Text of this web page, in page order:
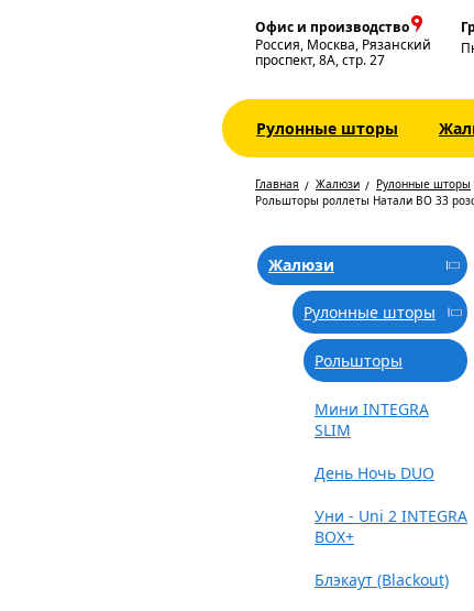
Офис и производство
Россия, Москва, Рязанский
проспект, 8А, стр. 27
Рулонные шторы
Главная Жалюзи Рулонные шторы
Рольшторы роллеты Натали ВО 33
Жалюзи
Рулонные шторы
Рольшторы
Мини INTEGRA
SLIM
День Ночь DUO
Уни - Uni 2 INTEGRA
BOX+
Блэкаут (Blackout)